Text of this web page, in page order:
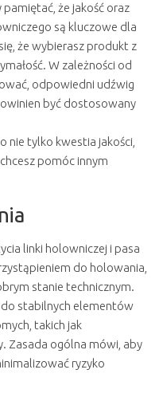
że jakość oraz
są kluczowe dla
że wybierasz produkt z
W zależności od
odpowiedni udźwig
być dostosowany
nie tylko kwestia jakości,
pomóc innym
linki holowniczej i pasa
do holowania,
stanie technicznym.
do stabilnych elementów
takich jak
Zasada ogólna mówi, aby
ryzyko